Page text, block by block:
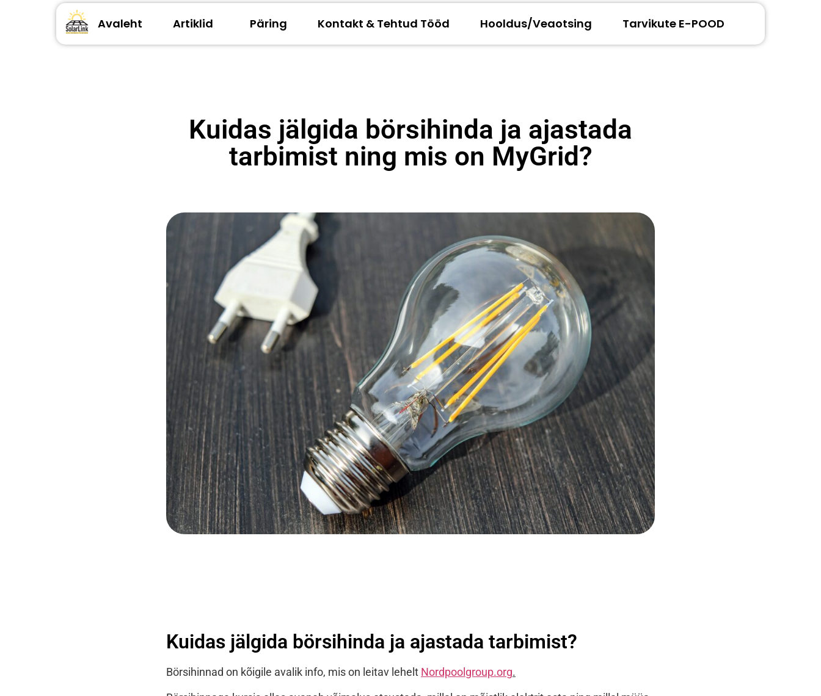
Avaleht Artiklid Päring Kontakt & Tehtud Tööd Hooldus/Veaotsing Tarvikute E-POOD
Kuidas jälgida börsihinda ja ajastada
tarbimist ning mis on MyGrid?
Kuidas jälgida börsihinda ja ajastada tarbimist?​
Börsihinnad on kõigile avalik info, mis on leitav lehelt Nordpoolgroup.org.